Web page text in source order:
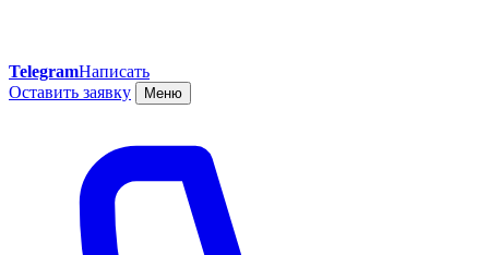
TelegramНаписать
Оставить заявку
Меню